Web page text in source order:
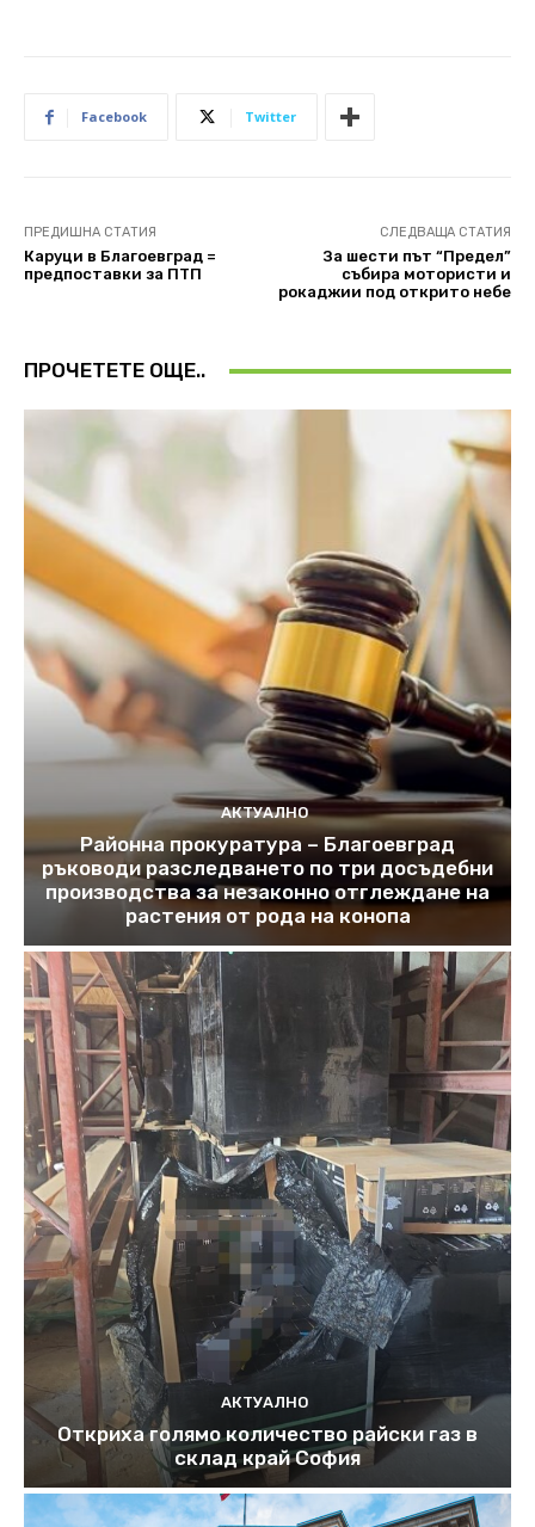
Facebook Twitter
ПРЕДИШНА СТАТИЯ
Каруци в Благоевград =
предпоставки за ПТП
СЛЕДВАЩА СТАТИЯ
За шести път “Предел”
събира мотористи и
рокаджии под открито небе
ПРОЧЕТЕТЕ ОЩЕ..
АКТУАЛНО
Районна прокуратура – Благоевград
ръководи разследването по три досъдебни
производства за незаконно отглеждане на
растения от рода на конопа
АКТУАЛНО
Откриха голямо количество райски газ в
склад край София